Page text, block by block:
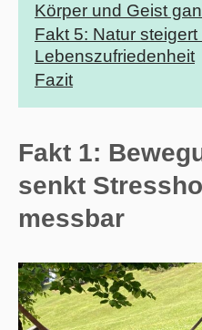
Körper und Geist
Fakt 5: Natur
Lebenszufriedenheit
Fazit
Fakt 1:
senkt
messbar